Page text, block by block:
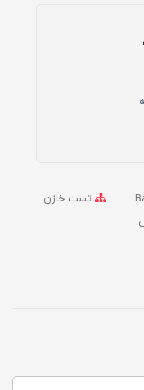
تست خازن